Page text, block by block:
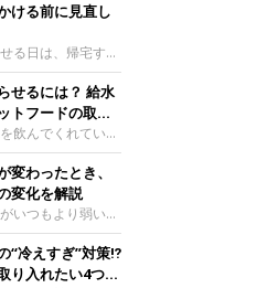
ける前に見直し
る日は、帰宅する
ないか、水は足り
んもいるでしょ
っていても、日中
があります。留守
めに準備したいこ
インなどについ
相談室の岡本りさ
中は室温が急に
きもち投稿写真ギ
アコンが切れると
があります。猫は
せるには？ 給水
トフードの取り
飲んでくれていま
室内が涼しいこ
を飲まないこと
せるためには、給
ードから水分を摂
ます。今回は獣医
水分を摂らせるた
夫を教えていただ
わったとき、
変化を解説
いつもより弱い、
など、ふだんと違
ます。 そんなと
様子を確認したら
“冷えすぎ”対策⁉
り入れたい4つの